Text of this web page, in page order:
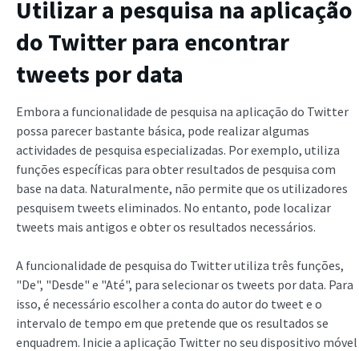
Utilizar a pesquisa na aplicação
do Twitter para encontrar
tweets por data
Embora a funcionalidade de pesquisa na aplicação do Twitter
possa parecer bastante básica, pode realizar algumas
actividades de pesquisa especializadas. Por exemplo, utiliza
funções específicas para obter resultados de pesquisa com
base na data. Naturalmente, não permite que os utilizadores
pesquisem tweets eliminados. No entanto, pode localizar
tweets mais antigos e obter os resultados necessários.
A funcionalidade de pesquisa do Twitter utiliza três funções,
"De", "Desde" e "Até", para selecionar os tweets por data. Para
isso, é necessário escolher a conta do autor do tweet e o
intervalo de tempo em que pretende que os resultados se
enquadrem. Inicie a aplicação Twitter no seu dispositivo móvel